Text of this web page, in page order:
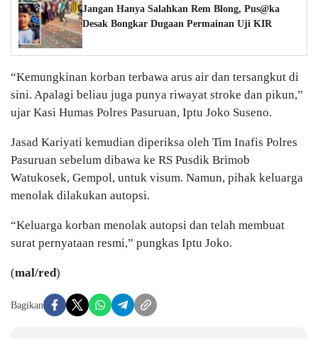
Jangan Hanya Salahkan Rem Blong, Pus@ka
Desak Bongkar Dugaan Permainan Uji KIR
“Kemungkinan korban terbawa arus air dan tersangkut di
sini. Apalagi beliau juga punya riwayat stroke dan pikun,”
ujar Kasi Humas Polres Pasuruan, Iptu Joko Suseno.
Jasad Kariyati kemudian diperiksa oleh Tim Inafis Polres
Pasuruan sebelum dibawa ke RS Pusdik Brimob
Watukosek, Gempol, untuk visum. Namun, pihak keluarga
menolak dilakukan autopsi.
“Keluarga korban menolak autopsi dan telah membuat
surat pernyataan resmi,” pungkas Iptu Joko.
(mal/red)
Bagikan